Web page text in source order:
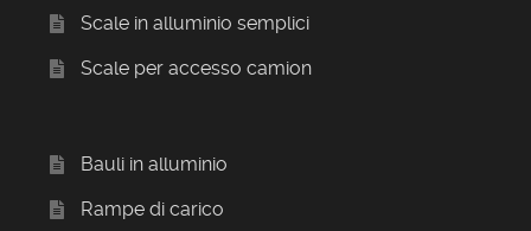
Scale in alluminio semplici
Scale per accesso camion
Bauli in alluminio
Rampe di carico